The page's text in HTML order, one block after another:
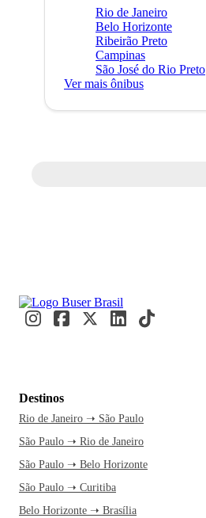
Rio de Janeiro
Belo Horizonte
Ribeirão Preto
Campinas
São José do Rio Preto
Ver mais ônibus
Destinos
Rio de Janeiro ➝ São Paulo
São Paulo ➝ Rio de Janeiro
São Paulo ➝ Belo Horizonte
São Paulo ➝ Curitiba
Belo Horizonte ➝ Brasília